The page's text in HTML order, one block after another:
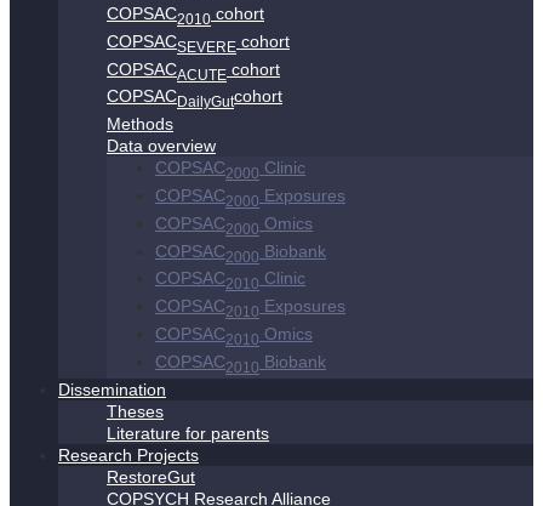
COPSAC2010 cohort
COPSACSEVERE cohort
COPSACACUTE cohort
COPSACDailyGutcohort
Methods
Data overview
COPSAC2000 Clinic
COPSAC2000 Exposures
COPSAC2000 Omics
COPSAC2000 Biobank
COPSAC2010 Clinic
COPSAC2010 Exposures
COPSAC2010 Omics
COPSAC2010 Biobank
Dissemination
Theses
Literature for parents
Research Projects
RestoreGut
COPSYCH Research Alliance